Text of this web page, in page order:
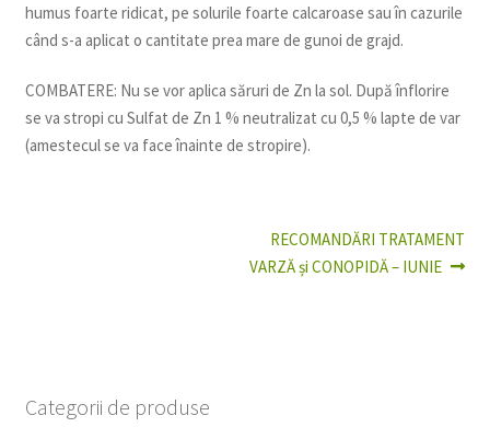
humus foarte ridicat, pe solurile foarte calcaroase sau în cazurile
când s-a aplicat o cantitate prea mare de gunoi de grajd.
COMBATERE: Nu se vor aplica săruri de Zn la sol. După înflorire
se va stropi cu Sulfat de Zn 1 % neutralizat cu 0,5 % lapte de var
(amestecul se va face înainte de stropire).
Articolul
următor:
RECOMANDĂRI TRATAMENT
VARZĂ și CONOPIDĂ – IUNIE
Categorii de produse